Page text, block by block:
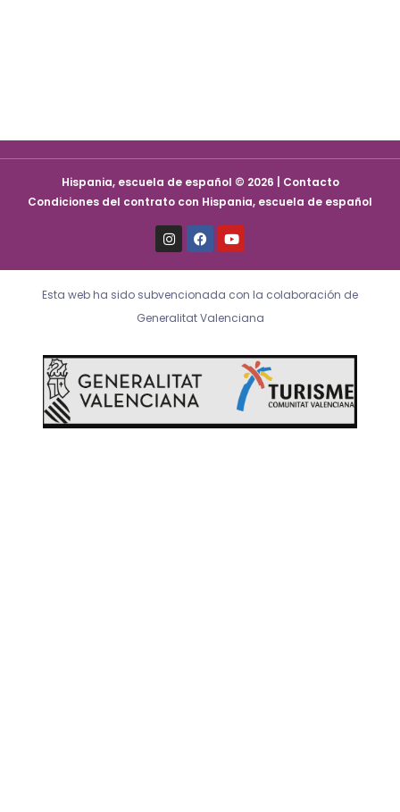
Hispania, escuela de español © 2026 | Contacto
Condiciones del contrato con Hispania, escuela de español
I
n
s
t
g
r
a
F
a
c
e
o
o
k
Y
o
u
t
b
e
Esta web ha sido subvencionada con la colaboración de
Generalitat Valenciana